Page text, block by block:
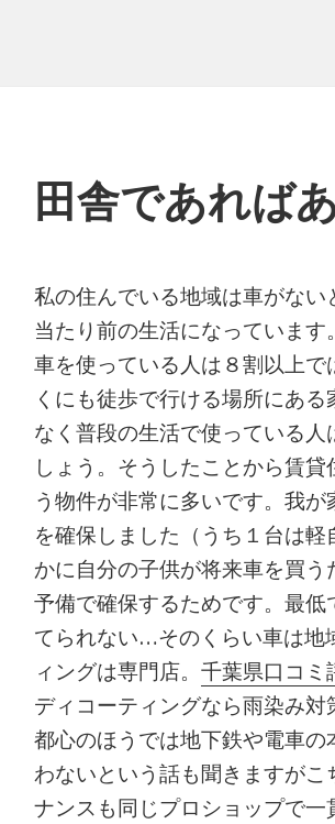
田舎であれば
私の住んでいる地域は車がな
当たり前の生活になっていま
車を使っている人は８割以上
くにも徒歩で行ける場所にあ
なく普段の生活で使っている
しょう。そうしたことから賃
う物件が非常に多いです。我
を確保しました（うち１台は
かに自分の子供が将来車を買
予備で確保するためです。最
てられない…そのくらい車は地
ィングは専門店。千葉県口コミ
ディコーティングなら雨染み対
都心のほうでは地下鉄や電車
わないという話も聞きますが
ナンスも同じプロショップで一